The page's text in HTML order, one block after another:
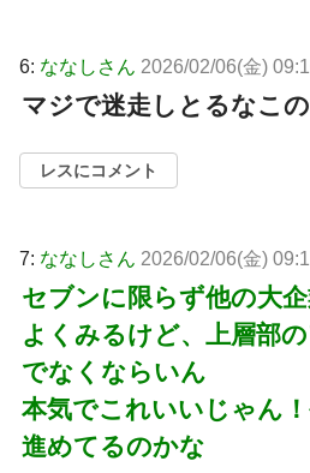
6: ななしさん 2026/02/06(金)
マジで迷走しとるなこ
レスにコメント
7: ななしさん 2026/02/06(金)
セブンに限らず他の大
よくみるけど、上層部
でなくならいん
本気でこれいいじゃん
進めてるのかな